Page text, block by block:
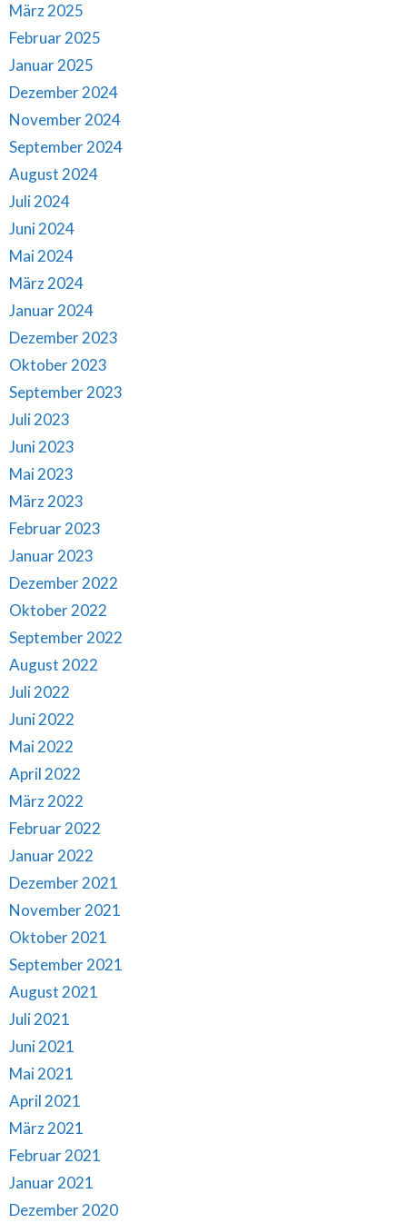
März 2025
Februar 2025
Januar 2025
Dezember 2024
November 2024
September 2024
August 2024
Juli 2024
Juni 2024
Mai 2024
März 2024
Januar 2024
Dezember 2023
Oktober 2023
September 2023
Juli 2023
Juni 2023
Mai 2023
März 2023
Februar 2023
Januar 2023
Dezember 2022
Oktober 2022
September 2022
August 2022
Juli 2022
Juni 2022
Mai 2022
April 2022
März 2022
Februar 2022
Januar 2022
Dezember 2021
November 2021
Oktober 2021
September 2021
August 2021
Juli 2021
Juni 2021
Mai 2021
April 2021
März 2021
Februar 2021
Januar 2021
Dezember 2020